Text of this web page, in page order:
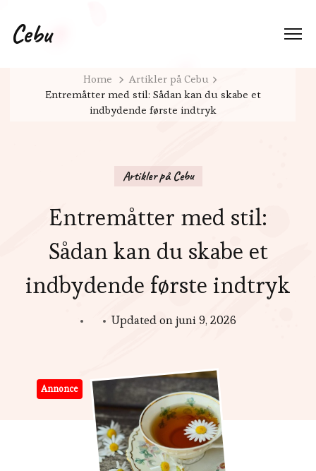
Cebu
Home
Artikler på Cebu
Entremåtter med stil: Sådan kan du skabe et
indbydende første indtryk
Artikler på Cebu
Entremåtter med stil:
Sådan kan du skabe et
indbydende første indtryk
Updated on juni 9, 2026
Annonce